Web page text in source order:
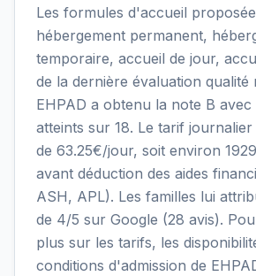
Les formules d'accueil
hébergement permanent,
temporaire, accueil de jour,
de la dernière évaluation qualité
EHPAD a obtenu la note B avec
atteints sur 18. Le tarif
de 63.25€/jour, soit environ
avant déduction des aides
ASH, APL). Les familles lui
de 4/5 sur Google (28 avis).
plus sur les tarifs, les
conditions d'admission de